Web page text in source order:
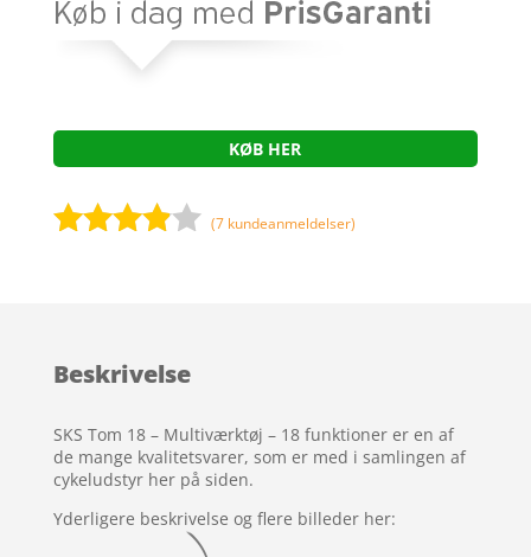
KØB HER
på
ømmels
er
(7 kundeanmeldelser)
Beskrivelse
SKS Tom 18 – Multiværktøj – 18 funktioner er en af
de mange kvalitetsvarer, som er med i samlingen af
cykeludstyr her på siden.
Yderligere beskrivelse og flere billeder her: